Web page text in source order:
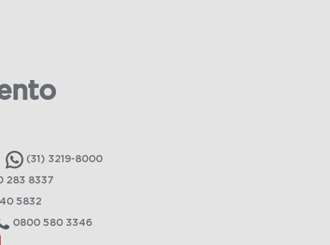
(31) 3219-8000
283 8337
5832
0800 580 3346